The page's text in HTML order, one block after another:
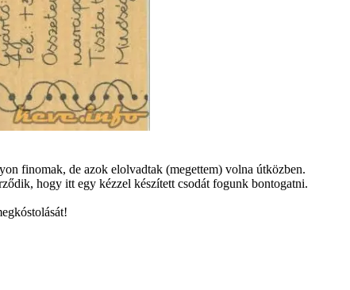
finomak, de azok elolvadtak (megettem) volna útközben.
hogy itt egy kézzel készített csodát fogunk bontogatni.